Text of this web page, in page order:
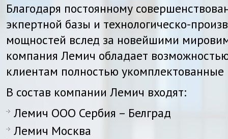
Благодаря постоянному
экпертной базы и технологическо-
мощностей вслед за новейшими
компания Лемич обладает
клиентам полностью
В состав компании Лемич входят:
Лемич ООО Сербия – Белград
Лемич Москва